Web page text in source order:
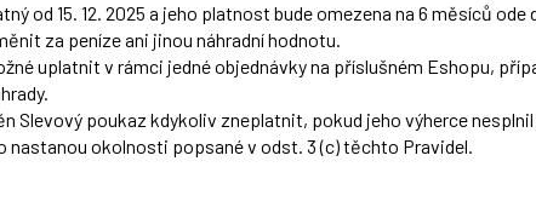
od 15. 12. 2025 a jeho platnost bude omezena na 6 měsíců
za peníze ani jinou náhradní hodnotu.
uplatnit v rámci jedné objednávky na příslušném Eshopu,
Slevový poukaz kdykoliv zneplatnit, pokud jeho výherce
nastanou okolnosti popsané v odst. 3 (c) těchto Pravidel.